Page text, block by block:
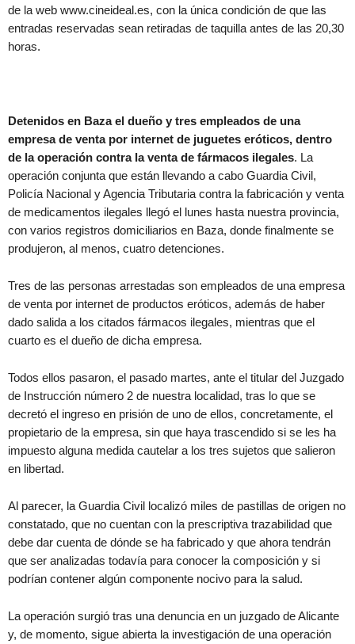
de la web www.cineideal.es, con la única condición de que las
entradas reservadas sean retiradas de taquilla antes de las 20,30
horas.
Detenidos en Baza el dueño y tres empleados de una
empresa de venta por internet de juguetes eróticos, dentro
de la operación contra la venta de fármacos ilegales. La
operación conjunta que están llevando a cabo Guardia Civil,
Policía Nacional y Agencia Tributaria contra la fabricación y venta
de medicamentos ilegales llegó el lunes hasta nuestra provincia,
con varios registros domiciliarios en Baza, donde finalmente se
produjeron, al menos, cuatro detenciones.
Tres de las personas arrestadas son empleados de una empresa
de venta por internet de productos eróticos, además de haber
dado salida a los citados fármacos ilegales, mientras que el
cuarto es el dueño de dicha empresa.
Todos ellos pasaron, el pasado martes, ante el titular del Juzgado
de Instrucción número 2 de nuestra localidad, tras lo que se
decretó el ingreso en prisión de uno de ellos, concretamente, el
propietario de la empresa, sin que haya trascendido si se les ha
impuesto alguna medida cautelar a los tres sujetos que salieron
en libertad.
Al parecer, la Guardia Civil localizó miles de pastillas de origen no
constatado, que no cuentan con la prescriptiva trazabilidad que
debe dar cuenta de dónde se ha fabricado y que ahora tendrán
que ser analizadas todavía para conocer la composición y si
podrían contener algún componente nocivo para la salud.
La operación surgió tras una denuncia en un juzgado de Alicante
y, de momento, sigue abierta la investigación de una operación